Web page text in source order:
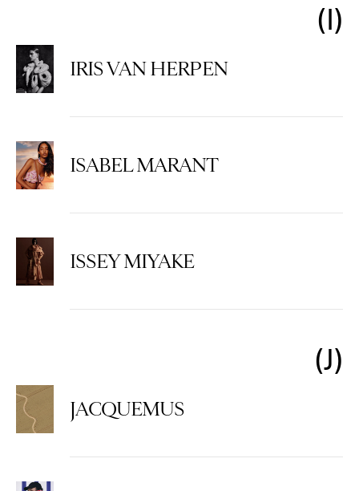
I
IRIS VAN HERPEN
ISABEL MARANT
ISSEY MIYAKE
J
JACQUEMUS